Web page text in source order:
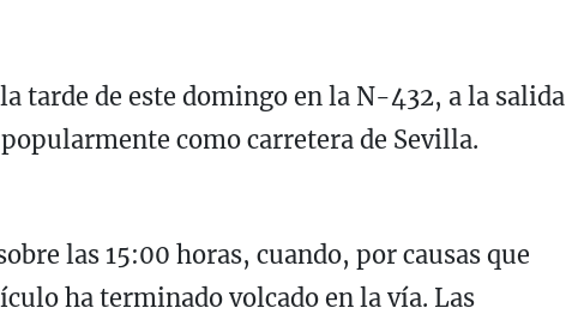
tarde de este domingo en la N-432, a la salida
como carretera de Sevilla.
las 15:00 horas, cuando, por causas que
ha terminado volcado en la vía. Las